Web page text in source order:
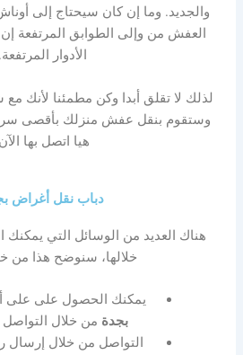
والجديد. وما إن كان سيحتاج إلى
العفش من وإلى الطوابق المرتفعة
الأدوار المرتفعة.
لذلك لا تقلق أبدا وكن مطمئنا لأنك
وستقوم بنقل عفش منزلك بأقصى
هيا اتصل بها
دباب نقل أغراض
هناك العديد من الوسائل التي
خلالها، سنوضح هذا من
يمكنك الحصول على على
بجدة من خلال التواصل
التواصل من خلال إرسال